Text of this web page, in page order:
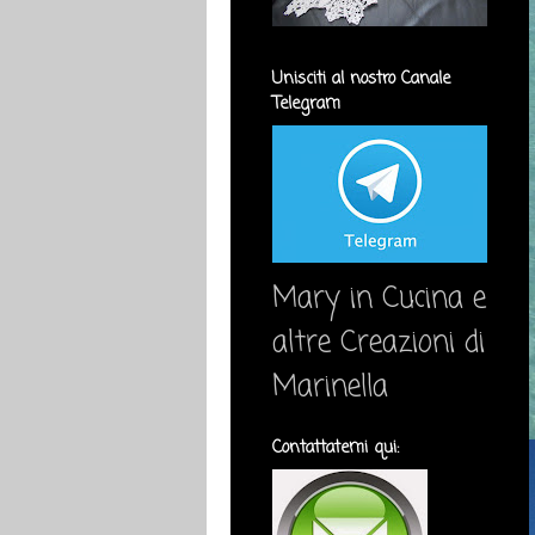
Unisciti al nostro Canale
Telegram
Mary in Cucina e
altre Creazioni di
Marinella
Contattatemi qui: